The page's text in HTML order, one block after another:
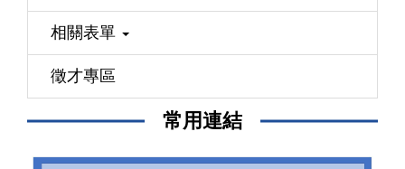
相關表單
徵才專區
常用連結